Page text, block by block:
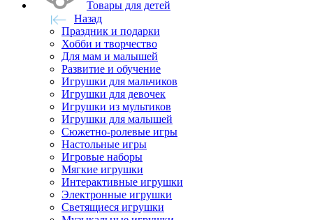
Товары для детей
Назад
Праздник и подарки
Хобби и творчество
Для мам и малышей
Развитие и обучение
Игрушки для мальчиков
Игрушки для девочек
Игрушки из мультиков
Игрушки для малышей
Сюжетно-ролевые игры
Настольные игры
Игровые наборы
Мягкие игрушки
Интерактивные игрушки
Электронные игрушки
Светящиеся игрушки